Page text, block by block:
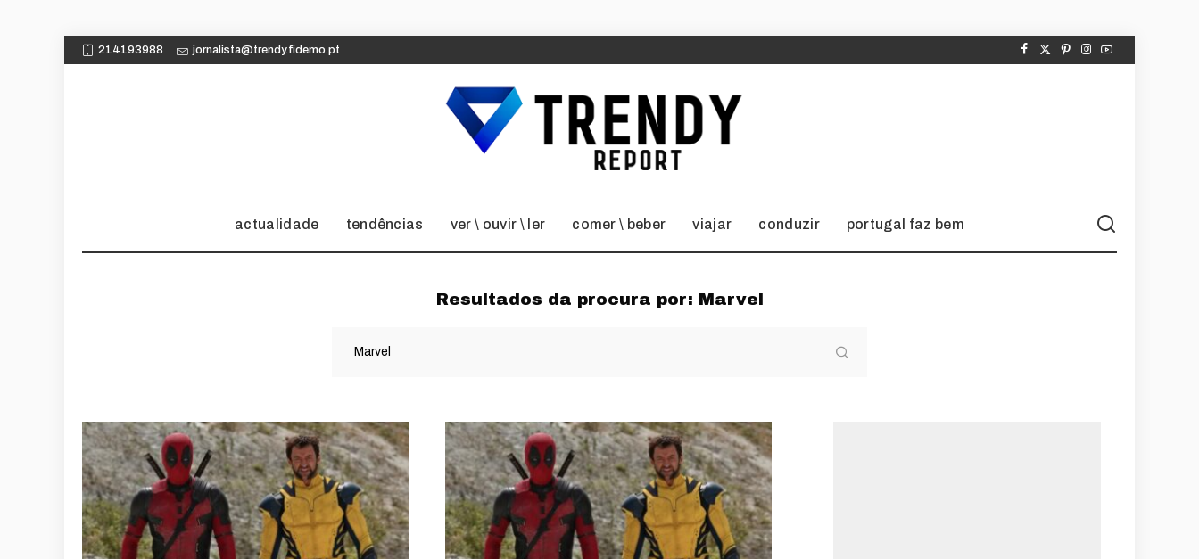
214193988 jornalista@trendy.fidemo.pt
actualidade tendências ver \ ouvir \ ler comer \ beber viajar conduzir portugal faz bem
Resultados da procura por: Marvel